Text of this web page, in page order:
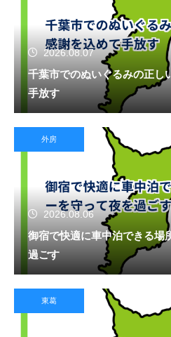
2026.08.07
千葉市でのぬいぐるみの正し
手放す
外房
2026.08.06
御宿で快適に車中泊できる場
過ごす
東葛